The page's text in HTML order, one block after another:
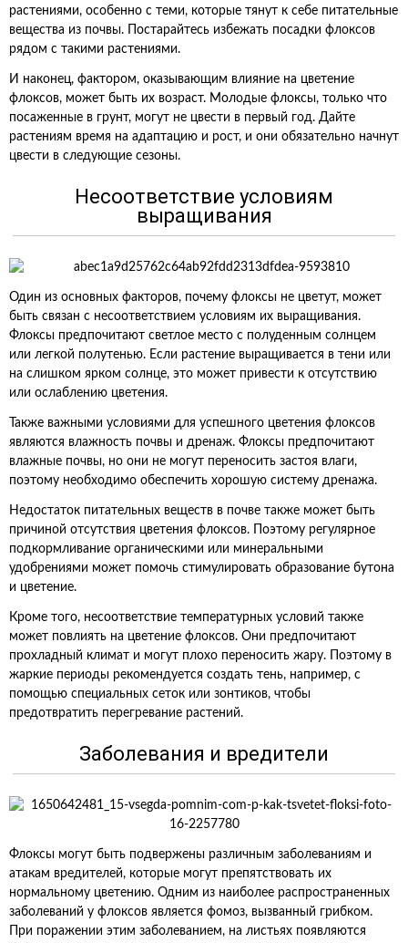
растениями, особенно с теми, которые тянут к себе питательные
вещества из почвы. Постарайтесь избежать посадки флоксов
рядом с такими растениями.
И наконец, фактором, оказывающим влияние на цветение
флоксов, может быть их возраст. Молодые флоксы, только что
посаженные в грунт, могут не цвести в первый год. Дайте
растениям время на адаптацию и рост, и они обязательно начнут
цвести в следующие сезоны.
Несоответствие условиям
выращивания
Один из основных факторов, почему флоксы не цветут, может
быть связан с несоответствием условиям их выращивания.
Флоксы предпочитают светлое место с полуденным солнцем
или легкой полутенью. Если растение выращивается в тени или
на слишком ярком солнце, это может привести к отсутствию
или ослаблению цветения.
Также важными условиями для успешного цветения флоксов
являются влажность почвы и дренаж. Флоксы предпочитают
влажные почвы, но они не могут переносить застоя влаги,
поэтому необходимо обеспечить хорошую систему дренажа.
Недостаток питательных веществ в почве также может быть
причиной отсутствия цветения флоксов. Поэтому регулярное
подкормливание органическими или минеральными
удобрениями может помочь стимулировать образование бутона
и цветение.
Кроме того, несоответствие температурных условий также
может повлиять на цветение флоксов. Они предпочитают
прохладный климат и могут плохо переносить жару. Поэтому в
жаркие периоды рекомендуется создать тень, например, с
помощью специальных сеток или зонтиков, чтобы
предотвратить перегревание растений.
Заболевания и вредители
Флоксы могут быть подвержены различным заболеваниям и
атакам вредителей, которые могут препятствовать их
нормальному цветению. Одним из наиболее распространенных
заболеваний у флоксов является фомоз, вызванный грибком.
При поражении этим заболеванием, на листьях появляются